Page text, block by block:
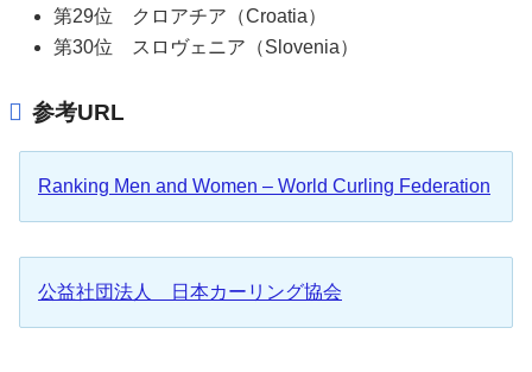
第29位 クロアチア（Croatia）
第30位 スロヴェニア（Slovenia）
参考URL
Ranking Men and Women – World Curling Federation
公益社団法人 日本カーリング協会